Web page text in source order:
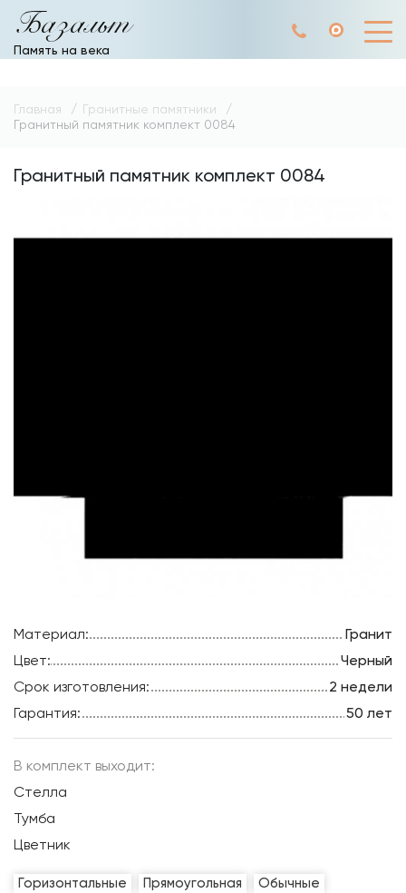
Базальт
Память на века
Главная
Гранитные памятники
Гранитный памятник комплект 0084
Гранитный памятник комплект 0084
Материал:
Гранит
Цвет:
Черный
Срок изготовления:
2 недели
Гарантия:
50 лет
В комплект выходит:
Стелла
Тумба
Цветник
Горизонтальные Прямоугольная Обычные